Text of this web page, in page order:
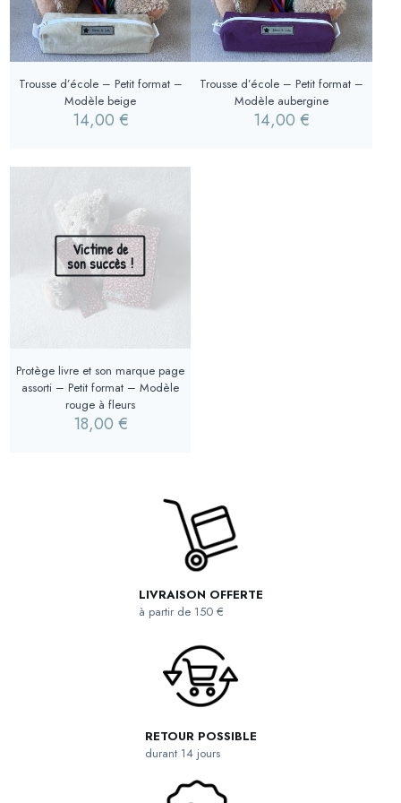
Trousse d’école – Petit format –
Modèle beige
14,00 €
Trousse d’école – Petit format –
Modèle aubergine
14,00€
Victime de
son succès !
Protège livre et son marque page
assorti – Petit format – Modèle
rouge à fleurs
18,00 €
LIVRAISON OFFERTE
à partir de 150 €
RETOUR POSSIBLE
durant 14 jours